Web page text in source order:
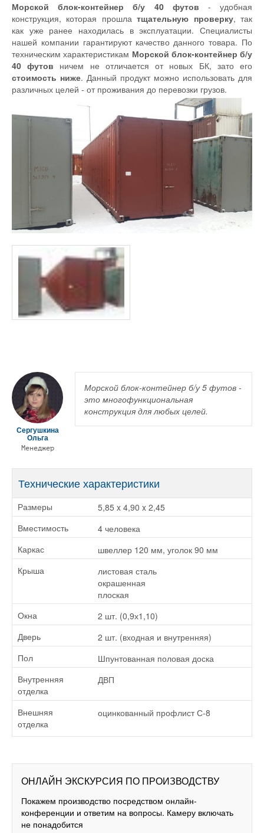
Морской блок-контейнер б/у 40 футов - удобная
конструкция, которая прошлатщательную проверку, так
как уже ранее находилась в эксплуатации. Специалисты
нашей компании гарантируют качество данного товара. По
техническим характеристикам Морской блок-контейнер б/у
40 футов ничем не отличается от новых БК, зато его
стоимость ниже. Данный продукт можно использовать для
различных целей - от проживания до перевозки грузов.
Сергушкина
Ольга
Менеджер
Морской блок-контейнер б/у 5 футов -
это многофункциональная
конструкция для любых целей.
Технические характеристики
Размеры 5,85 x 4,90 x 2,45
Вместимость 4 человека
Каркас швеллер 120 мм, уголок 90 мм
Крыша
листовая сталь
окрашенная
плоская
Окна 2 шт. (0,9х1,10)
Дверь 2 шт. (входная и внутренняя)
Пол Шпунтованная половая доска
Внутренняя
отделка
ДВП
Внешняя
отделка
оцинкованный профлист С-8
ОНЛАЙН ЭКСКУРСИЯ ПО ПРОИЗВОДСТВУ
Покажем производство посредством онлайн-
конференции и ответим на вопросы. Камеру включать
не понадобится